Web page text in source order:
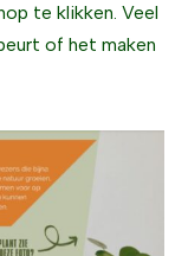
te klikken. Veel
of het maken